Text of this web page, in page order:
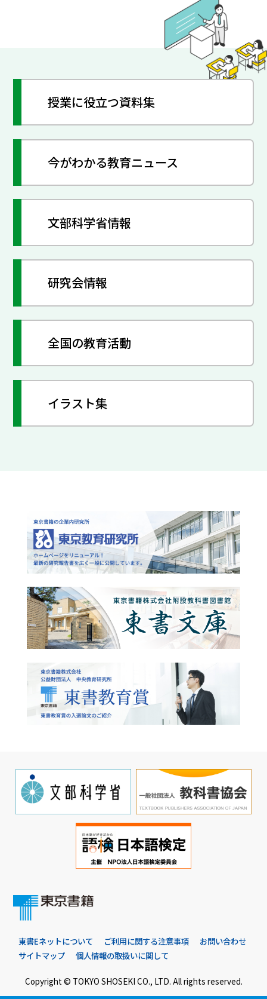
授業に役立つ資料集
今がわかる教育ニュース
文部科学省情報
研究会情報
全国の教育活動
イラスト集
東書Eネットについて ご利用に関する注意事項
お問い合わせ
サイトマップ
個人情報の取扱いに関して
Copyright © TOKYO SHOSEKI CO., LTD. All rights reserved.